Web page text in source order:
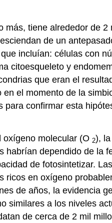
tiene alrededor de
de un
incluían: células con
citoesqueleto y
que eran el
el momento de la
confirmar esta
molecular (O 2),
dependido de la
de fotosintetizar.
en oxígeno
de años, la evidencia
a los niveles
de cerca de 2 mil